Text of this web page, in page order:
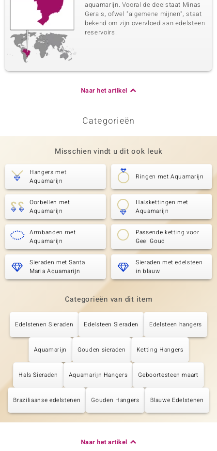
aquamarijn. Vooral de deelstaat Minas
Gerais, ofwel "algemene mijnen", staat
bekend om zijn overvloed aan edelsteen
reservoirs.
Naar het artikel
Categorieën
Misschien vindt u dit ook leuk
Hangers met
Aquamarijn
Ringen met Aquamarijn
Oorbellen met
Aquamarijn
Halskettingen met
Aquamarijn
Armbanden met
Aquamarijn
Passende ketting voor
Geel Goud
Sieraden met Santa
Maria Aquamarijn
Sieraden met edelsteen
in blauw
Categorieën van dit item
Edelstenen Sieraden Edelsteen Sieraden Edelsteen hangers
Aquamarijn Gouden sieraden Ketting Hangers
Hals Sieraden Aquamarijn Hangers Geboortesteen maart
Braziliaanse edelstenen Gouden Hangers Blauwe Edelstenen
Naar het artikel